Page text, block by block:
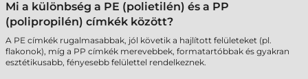
Mi a különbség a PE (polietilén) és a PP
(polipropilén) címkék között?
A PE címkék rugalmasabbak, jól követik a hajlított felületeket (pl.
flakonok), míg a PP címkék merevebbek, formatartóbbak és gyakran
esztétikusabb, fényesebb felülettel rendelkeznek.